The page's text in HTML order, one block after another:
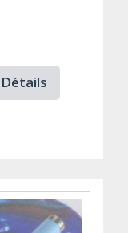
Détails